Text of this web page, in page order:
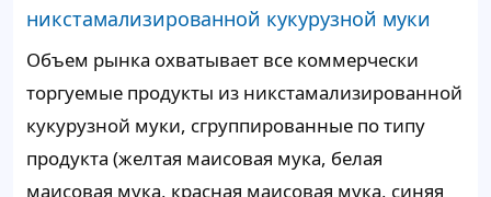
никстамализированной кукурузной муки
Объем рынка охватывает все коммерчески
торгуемые продукты из никстамализированной
кукурузной муки, сгруппированные по типу
продукта (желтая маисовая мука, белая
маисовая мука, красная маисовая мука, синяя